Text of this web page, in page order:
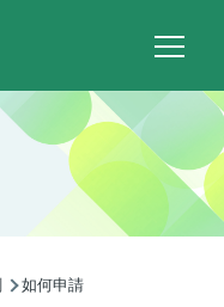
如何申請